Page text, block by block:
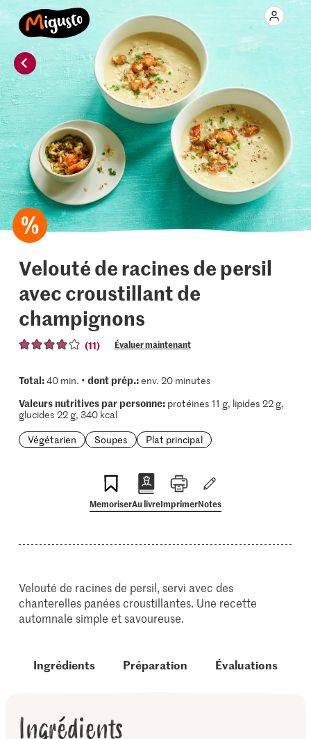
Velouté de racines de persil
avec croustillant de
champignons
(11) Évaluer maintenant
Total:40 min. • dont prép.:env. 20 minutes
Valeurs nutritives par personne:protéines 11 g, lipides 22 g,
glucides 22 g, 340 kcal
Végétarien
Soupes Plat principal
MemoriserAu livreImprimerNotes
Velouté de racines de persil, servi avec des
chanterelles panées croustillantes. Une recette
automnale simple et savoureuse.
Ingrédients Préparation Évaluations
Ingrédients